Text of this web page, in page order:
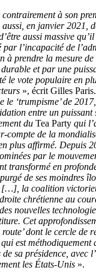
à son
en janvier 2021,
aussi massive
par l’incapacité de
à prendre la mesure de
et par une
le vote populaire en
», écrit Gilles
le ‘trumpisme’ de
entre un puissant
du Tea Party qui
compte de la
plus affirmé. Depuis
par le
transformé en
de ses moindres
[…], la coalition
chrétienne au
nouvelles
Cet
dont le cercle de
qui est
sa présidence, avec
les États-Unis ».